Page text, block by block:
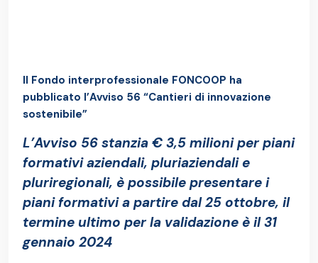
Il Fondo interprofessionale FONCOOP ha
pubblicato l’Avviso 56 “Cantieri di innovazione
sostenibile”
L’Avviso 56 stanzia € 3,5 milioni per piani
formativi aziendali, pluriaziendali e
pluriregionali, è possibile presentare i
piani formativi a partire dal 25 ottobre, il
termine ultimo per la validazione è il 31
gennaio 2024